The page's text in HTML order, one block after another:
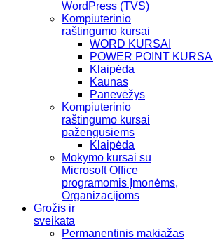
WordPress (TVS)
Kompiuterinio
raštingumo kursai
WORD KURSAI
POWER POINT KURSAI
Klaipėda
Kaunas
Panevėžys
Kompiuterinio
raštingumo kursai
pažengusiems
Klaipėda
Mokymo kursai su
Microsoft Office
programomis Įmonėms,
Organizacijoms
Grožis ir
sveikata
Permanentinis makiažas